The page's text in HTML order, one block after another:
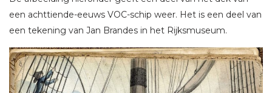
een achttiende-eeuws VOC-schip weer. Het is een deel van
een tekening van Jan Brandes in het Rijksmuseum.